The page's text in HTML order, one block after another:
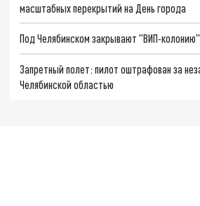
масштабных перекрытий на День города
Под Челябинском закрывают "ВИП-
Запретный полет: пилот оштрафован за
Челябинской областью